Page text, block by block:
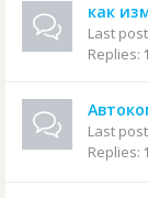
как
Last
Replies: 1
Last
Replies: